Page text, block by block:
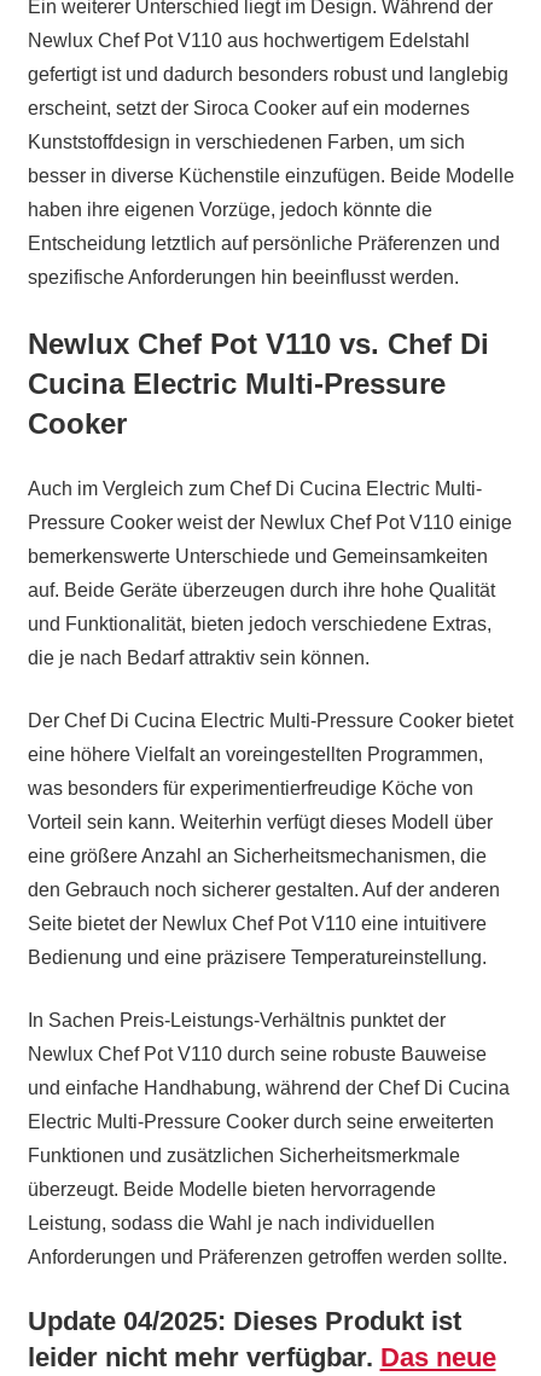
Ein weiterer Unterschied liegt im Design. Während der
Newlux Chef Pot V110 aus hochwertigem Edelstahl
gefertigt ist und dadurch besonders robust und langlebig
erscheint, setzt der Siroca Cooker auf ein modernes
Kunststoffdesign in verschiedenen Farben, um sich
besser in diverse Küchenstile einzufügen. Beide Modelle
haben ihre eigenen Vorzüge, jedoch könnte die
Entscheidung letztlich auf persönliche Präferenzen und
spezifische Anforderungen hin beeinflusst werden.
Newlux Chef Pot V110 vs. Chef Di
Cucina Electric Multi-Pressure
Cooker
Auch im Vergleich zum Chef Di Cucina Electric Multi-
Pressure Cooker weist der Newlux Chef Pot V110 einige
bemerkenswerte Unterschiede und Gemeinsamkeiten
auf. Beide Geräte überzeugen durch ihre hohe Qualität
und Funktionalität, bieten jedoch verschiedene Extras,
die je nach Bedarf attraktiv sein können.
Der Chef Di Cucina Electric Multi-Pressure Cooker bietet
eine höhere Vielfalt an voreingestellten Programmen,
was besonders für experimentierfreudige Köche von
Vorteil sein kann. Weiterhin verfügt dieses Modell über
eine größere Anzahl an Sicherheitsmechanismen, die
den Gebrauch noch sicherer gestalten. Auf der anderen
Seite bietet der Newlux Chef Pot V110 eine intuitivere
Bedienung und eine präzisere Temperatureinstellung.
In Sachen Preis-Leistungs-Verhältnis punktet der
Newlux Chef Pot V110 durch seine robuste Bauweise
und einfache Handhabung, während der Chef Di Cucina
Electric Multi-Pressure Cooker durch seine erweiterten
Funktionen und zusätzlichen Sicherheitsmerkmale
überzeugt. Beide Modelle bieten hervorragende
Leistung, sodass die Wahl je nach individuellen
Anforderungen und Präferenzen getroffen werden sollte.
Update 04/2025: Dieses Produkt ist
leider nicht mehr verfügbar. Das neue